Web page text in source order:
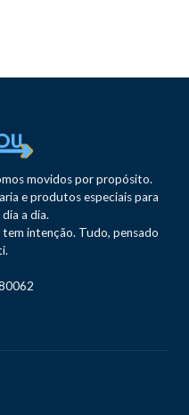
movidos por propósito.
e produtos especiais para
a dia.
intenção. Tudo, pensado